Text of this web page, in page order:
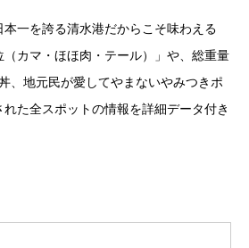
一を誇る清水港だからこそ味わえる
（カマ・ほほ肉・テール）」や、総重量
、地元民が愛してやまないやみつきポ
た全スポットの情報を詳細データ付き